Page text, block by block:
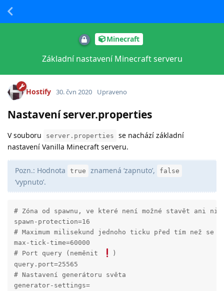
Minecraft
Základní nastavení Minecraft serveru
Hostify 30. čvn 2020 Upraveno
Nastavení server.properties
V souboru server.properties
se nachází základní
nastavení Vanilla Minecraft serveru.
Pozn.: Hodnota true znamená ‘zapnuto’, false
‘vypnuto’.
# Zóna od spawnu, ve které není možné stavět ani
spawn-protection=16
# Maximum milisekund jednoho ticku před tím než se
max-tick-time=60000
# Port query (neměnit
)
query.port=25565
# Nastavení generátoru světa
generator-settings=